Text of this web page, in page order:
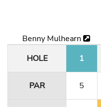
Benny Mulhearn
HOLE
1
PAR 5